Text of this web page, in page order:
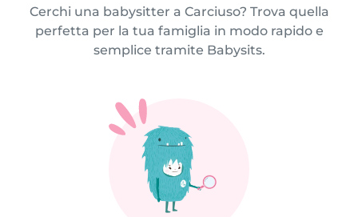
Cerchi una babysitter a Carciuso? Trova quella
perfetta per la tua famiglia in modo rapido e
semplice tramite Babysits.